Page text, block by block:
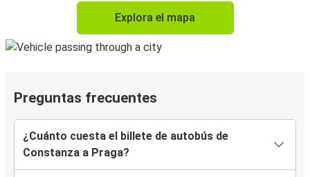
Explora el mapa
Preguntas frecuentes
¿Cuánto cuesta el billete de autobús de
Constanza a Praga?